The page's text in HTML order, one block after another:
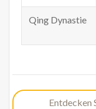
Qing Dynastie
Entdecken